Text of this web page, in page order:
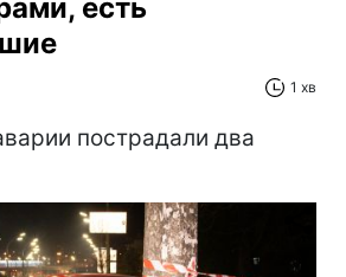
есть
1 хв
пострадали два